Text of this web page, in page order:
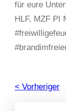
für eure
HLF, MZF PI
< Vorheriger